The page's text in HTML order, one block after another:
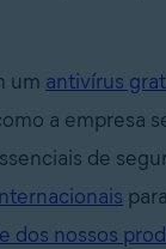
um antivírus
a empresa
de
dos nossos